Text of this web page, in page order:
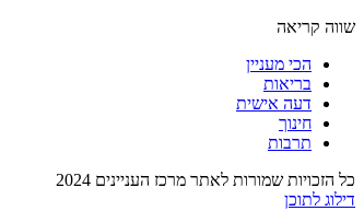
שווה קריאה
הכי מעניין
בריאות
דעה אישית
חינוך
תרבות
כל הזכויות שמורות לאתר מרכז העניינים 2024
דילוג לתוכן